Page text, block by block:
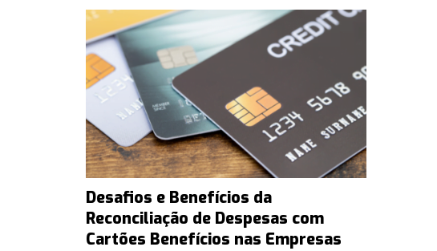
Desafios e Benefícios da
Reconciliação de Despesas com
Cartões Benefícios nas Empresas